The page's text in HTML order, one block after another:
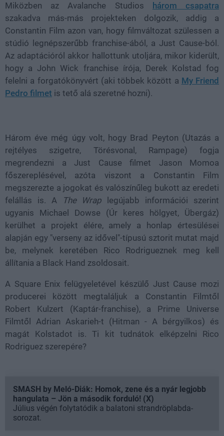
Miközben az Avalanche Studios
három csapatra
szakadva más-más projekteken dolgozik, addig a
Constantin Film azon van, hogy filmváltozat szülessen a
stúdió legnépszerűbb franchise-ából, a Just Cause-ból.
Az adaptációról akkor hallottunk utoljára, mikor kiderült,
hogy a John Wick franchise írója, Derek Kolstad fog
felelni a forgatókönyvért (aki többek között a My Friend
Pedro filmet is tető alá szeretné hozni).
Három éve még úgy volt, hogy Brad Peyton (Utazás a
rejtélyes szigetre, Törésvonal, Rampage) fogja
megrendezni a Just Cause filmet Jason Momoa
főszereplésével, azóta viszont a Constantin Film
megszerezte a jogokat és valószínűleg bukott az eredeti
felállás is. A
The Wrap legújabb információi szerint
ugyanis Michael Dowse (Úr keres hölgyet, Übergáz)
kerülhet a projekt élére, amely a honlap értesülései
alapján egy "verseny az idővel"-típusú sztorit mutat majd
be, melynek keretében Rico Rodrigueznek meg kell
állítania a Black Hand zsoldosait.
A Square Enix felügyeletével készülő Just Cause mozi
producerei között megtaláljuk a Constantin Filmtől
Robert Kulzert (Kaptár-franchise), a Prime Universe
Filmtől Adrian Askarieh-t (Hitman - A bérgyilkos) és
magát Kolstadot is. Ti kit tudnátok elképzelni Rico
Rodriguez szerepére?
SMASH by Meló-Diák: Homok, zene és a nyár legjobb
hangulata – Jön a második forduló! (X)
Július végén folytatódik a balatoni strandröplabda-
sorozat.